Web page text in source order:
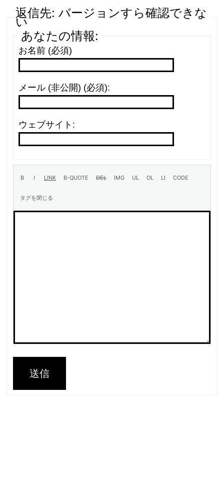
返信先: バージョンすら確認できな
い
あなたの情報:
お名前 (必須)
メール (非公開) (必須):
ウェブサイト:
送信